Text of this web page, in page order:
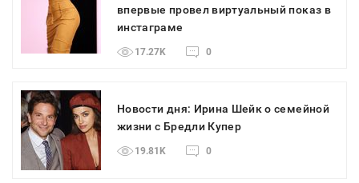
впервые провел виртуальный показ в
инстаграме
17.27K 0
Новости дня: Ирина Шейк о семейной
жизни с Бредли Купер
19.81K 0